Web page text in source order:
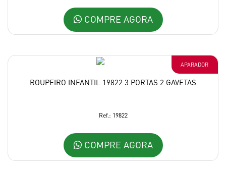
COMPRE AGORA
APARADOR
ROUPEIRO INFANTIL 19822 3 PORTAS 2 GAVETAS
Ref.: 19822
COMPRE AGORA